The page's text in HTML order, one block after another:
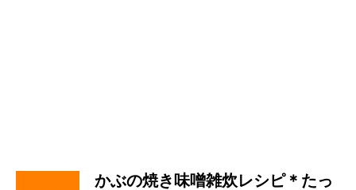
かぶの焼き味噌雑炊レシピ＊たっ